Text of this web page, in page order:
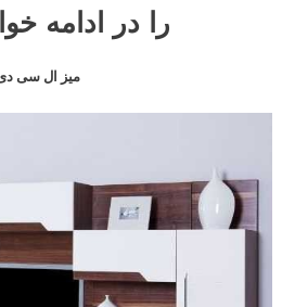
را در ادامه
میز ال سی